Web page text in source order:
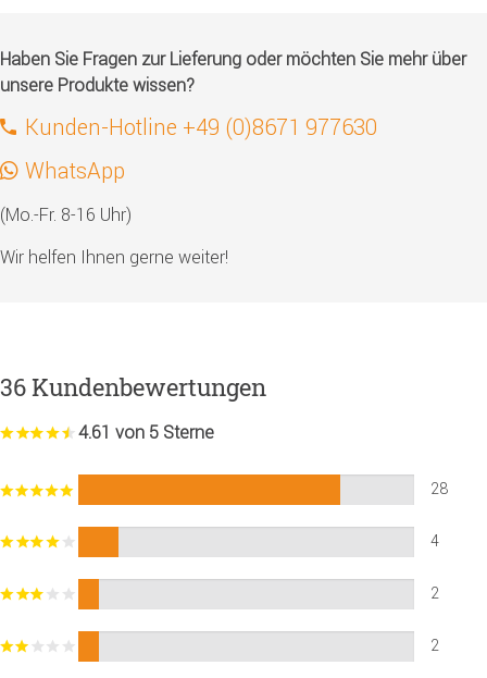
Haben Sie Fragen zur Lieferung oder möchten Sie mehr über
unsere Produkte wissen?
Kunden-Hotline +49 (0)8671 977630
WhatsApp
(Mo.-Fr. 8-16 Uhr)
Wir helfen Ihnen gerne weiter!
36 Kundenbewertungen
4.61 von 5 Sterne
28
4
2
2